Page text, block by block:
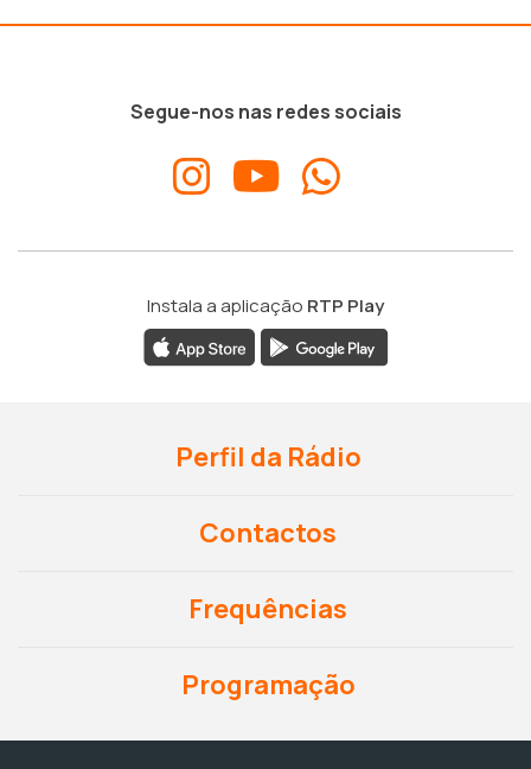
Segue-nos nas redes sociais
Instala a aplicação RTP Play
Perfil da Rádio
Contactos
Frequências
Programação